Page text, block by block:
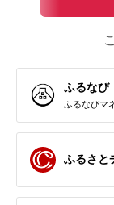
ふるなび
ふるなびマ
ふるさと